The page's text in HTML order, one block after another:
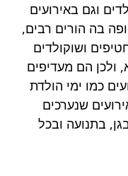
וגם באירועים
בה הורים רבים,
ושוקולדים
ולכן הם מעדיפים
כמו ימי הולדת
שנערכים
בתנועה ובכל